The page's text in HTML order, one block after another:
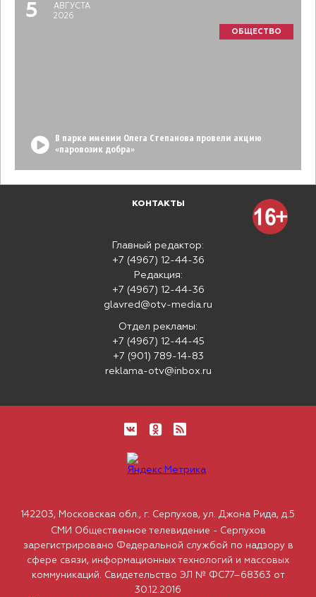
5
АВГУСТА
2026
ОБЩЕСТВО
В парке имении Олега Степанова провели акцию
«паровозик добра»
КОНТАКТЫ
Главный редактор:
+7 (4967) 12-44-36
Редакция:
+7 (4967) 12-44-36
glavred@otv-media.ru
Отдел рекламы:
+7 (4967) 12-44-45
+7 (901) 789-14-83
reklama-otv@inbox.ru
142203, Московская обл., г. Серпухов, ул. Джона Рида, д.5
СМИ Общественное телевидение - Серпухов
зарегистрировано Федеральной службой по надзору в
сфере связи, информационных технологий и массовых
коммуникаций. Свидетельство ЭЛ № ФС77–68363 от
30.12.2016